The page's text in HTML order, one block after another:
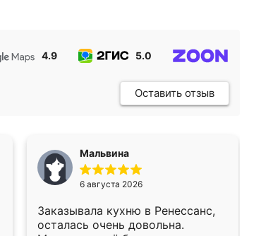
4.9 5.0
Оставить отзыв
Мальвина
6 августа 2026
Заказывала кухню в Ренессанс,
осталась очень довольна.